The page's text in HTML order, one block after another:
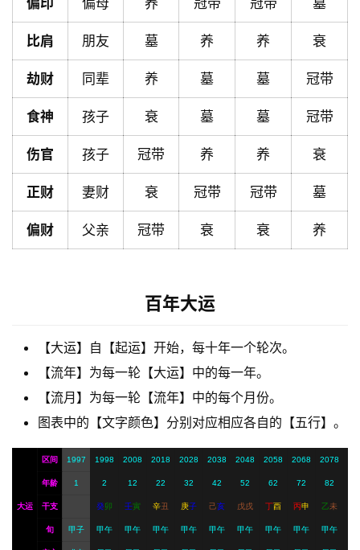
历
占
卜
理
服
会
登录 注册
偏印 偏母 养 冠带 冠带 墓
比肩 朋友 墓 养 养 衰
劫财 同辈 养 墓 墓 冠带
食神 孩子 衰 墓 墓 冠带
伤官 孩子 冠带 养 养 衰
正财 妻财 衰 冠带 冠带 墓
偏财 父亲 冠带 衰 衰 养
百年大运
【大运】自【起运】开始，每十年一个轮次。
【流年】为每一轮【大运】中的每一年。
【流月】为每一轮【流年】中的每个月份。
图表中的【文字颜色】分别对应相应各自的【五行】。
大运
区间 1997 1998 2008 2018 2028 2038 2048 2058 2068 2078
年龄 1 2 12 22 32 42 52 62 72 82
干支 癸卯 壬寅 辛丑 庚子 己亥 戊戌 丁酉 丙申 乙未
旬 甲子 甲午 甲午 甲午 甲午 甲午 甲午 甲午 甲午 甲午